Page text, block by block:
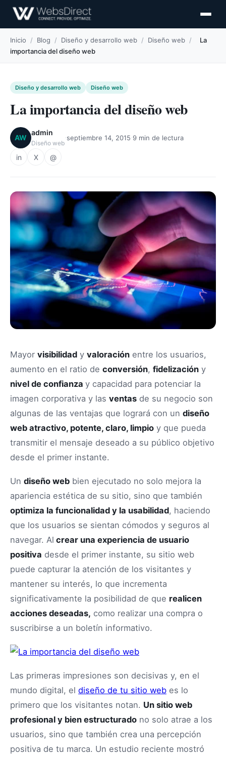
Inicio / Blog / Diseño y desarrollo web / Diseño web /
La
importancia del diseño web
Diseño y desarrollo web Diseño web
La importancia del diseño web
AW
admin
Diseño web
septiembre 14, 2015 9 min de lectura
in X @
Mayor visibilidad y valoración entre los usuarios,
aumento en el ratio de conversión, fidelización y
nivel de confianza y capacidad para potenciar la
imagen corporativa y las ventas de su negocio son
algunas de las ventajas que logrará con un diseño
web atractivo, potente, claro, limpio y que pueda
transmitir el mensaje deseado a su público objetivo
desde el primer instante.
Un diseño web bien ejecutado no solo mejora la
apariencia estética de su sitio, sino que también
optimiza la funcionalidad y la usabilidad, haciendo
que los usuarios se sientan cómodos y seguros al
navegar. Al crear una experiencia de usuario
positiva desde el primer instante, su sitio web
puede capturar la atención de los visitantes y
mantener su interés, lo que incrementa
significativamente la posibilidad de que realicen
acciones deseadas, como realizar una compra o
suscribirse a un boletín informativo.
Las primeras impresiones son decisivas y, en el
mundo digital, el diseño de tu sitio web es lo
primero que los visitantes notan. Un sitio web
profesional y bien estructurado no solo atrae a los
usuarios, sino que también crea una percepción
positiva de tu marca. Un estudio reciente mostró